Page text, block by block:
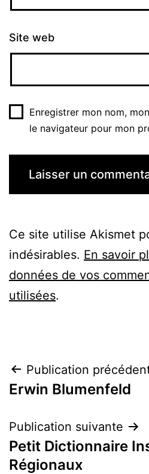
Site web
Enregistrer mon nom,
le navigateur pour mon
Ce site utilise Akismet
indésirables. En savoir
données de vos
utilisées.
Navigation
de
l’article
Publication
Erwin Blumenfeld
Publication suivante
Petit Dictionnaire
Régionaux